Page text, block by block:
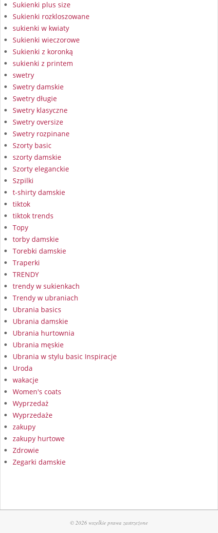
Sukienki plus size
Sukienki rozkloszowane
sukienki w kwiaty
Sukienki wieczorowe
Sukienki z koronką
sukienki z printem
swetry
Swetry damskie
Swetry długie
Swetry klasyczne
Swetry oversize
Swetry rozpinane
Szorty basic
szorty damskie
Szorty eleganckie
Szpilki
t-shirty damskie
tiktok
tiktok trends
Topy
torby damskie
Torebki damskie
Traperki
TRENDY
trendy w sukienkach
Trendy w ubraniach
Ubrania basics
Ubrania damskie
Ubrania hurtownia
Ubrania męskie
Ubrania w stylu basic Inspiracje
Uroda
wakacje
Women's coats
Wyprzedaż
Wyprzedaże
zakupy
zakupy hurtowe
Zdrowie
Zegarki damskie
© 2026 wszelkie prawa zastrzeżone